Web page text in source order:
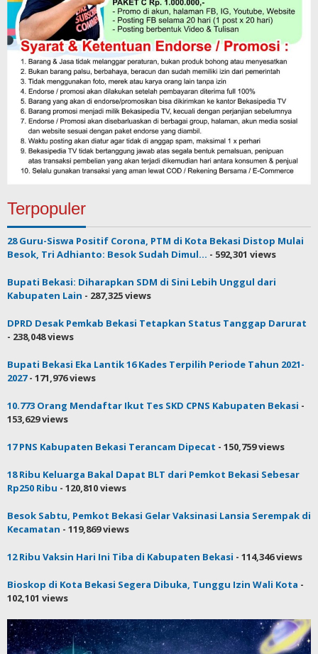
Terpopuler
28 Guru-Siswa Positif Corona, PTM di Kota Bekasi Distop Mulai
Besok, Tri Adhianto: Besok Sudah Dimul... - 592,301 views
Bupati Bekasi: Diharapkan SDM di Sini Lebih Unggul dari
Kabupaten Lain - 287,325 views
DPRD Desak Pemkab Bekasi Tetapkan Status Tanggap Darurat
- 238,048 views
Bupati Bekasi Eka Lantik 16 Kades Terpilih Periode Tahun 2021-
2027- 171,976 views
10.773 Orang Mendaftar Ikut Tes SKD CPNS Kabupaten Bekasi -
153,629 views
17 PNS Kabupaten Bekasi Terancam Dipecat - 150,759 views
18 Ribu Keluarga Bakal Dapat BLT dari Pemkot Bekasi Sebesar
Rp250 Ribu - 120,810 views
Besok Sabtu, Pemkot Bekasi Gelar Vaksinasi Lansia Serempak di
Kecamatan - 119,869 views
12 Ribu Vaksin Hari Ini Tiba di Kabupaten Bekasi - 114,346 views
Bioskop di Kota Bekasi Segera Dibuka, Tunggu Izin Wali Kota -
102,101 views